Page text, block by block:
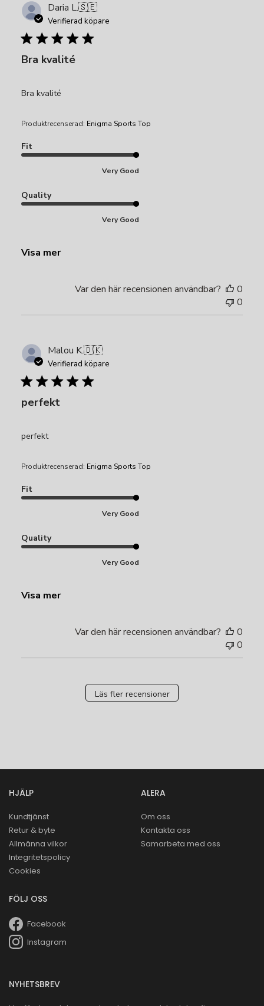
Daria L.🇸🇪
Verifierad köpare
Bra kvalité
Bra kvalité
Produktrecenserad: Enigma Sports Top
Fit
Very Good
Quality
Very Good
Visa mer
Var den här recensionen användbar?
0
0
Malou K.🇩🇰
Verifierad köpare
perfekt
perfekt
Produktrecenserad: Enigma Sports Top
Fit
Very Good
Quality
Very Good
Visa mer
Var den här recensionen användbar?
0
0
Läs fler recensioner
HJÄLP
Kundtjänst
Retur & byte
Allmänna vilkor
Integritetspolicy
Cookies
ALERA
Om oss
Kontakta oss
Samarbeta med oss
FÖLJ OSS
Facebook
Instagram
NYHETSBREV